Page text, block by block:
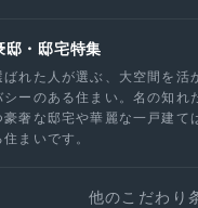
邸・邸宅特集
ばれた人が選ぶ、大空間を活
シーのある住まい。名の知れ
豪奢な邸宅や華麗な一戸建て
住まいです。
他のこだわり